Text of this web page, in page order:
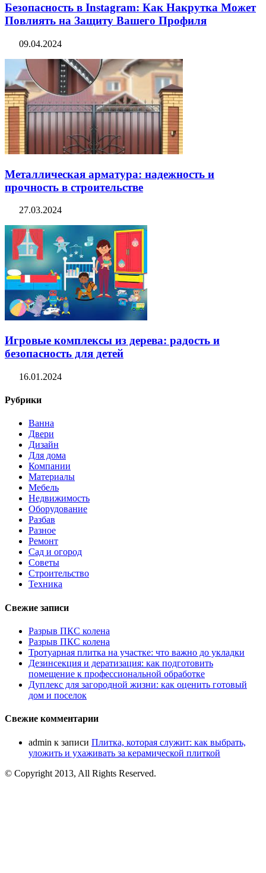
Безопасность в Instagram: Как Накрутка Может
Повлиять на Защиту Вашего Профиля
09.04.2024
Металлическая арматура: надежность и
прочность в строительстве
27.03.2024
Игровые комплексы из дерева: радость и
безопасность для детей
16.01.2024
Рубрики
Ванна
Двери
Дизайн
Для дома
Компании
Материалы
Мебель
Недвижимость
Оборудование
Разбав
Разное
Ремонт
Сад и огород
Советы
Строительство
Техника
Свежие записи
Разрыв ПКС колена
Разрыв ПКС колена
Тротуарная плитка на участке: что важно до укладки
Дезинсекция и дератизация: как подготовить
помещение к профессиональной обработке
Дуплекс для загородной жизни: как оценить готовый
дом и поселок
Свежие комментарии
admin к записи Плитка, которая служит: как выбрать,
уложить и ухаживать за керамической плиткой
© Copyright 2013, All Rights Reserved.